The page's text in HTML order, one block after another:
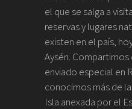
el que se salga a
reservas y lugares
existen en el país,
Aysén.
enviado especial en
conocimos más de
Isla anexada por el